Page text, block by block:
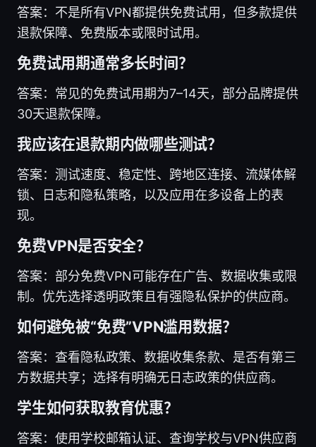
答案：不是所有VPN都提供免费试用，但多款提供
退款保障、免费版本或限时试用。
免费试用期通常多长时间？
答案：常见的免费试用期为7–14天，部分品牌提供
30天退款保障。
我应该在退款期内做哪些测试？
答案：测试速度、稳定性、跨地区连接、流媒体解
锁、日志和隐私策略，以及应用在多设备上的表
现。
免费VPN是否安全？
答案：部分免费VPN可能存在广告、数据收集或限
制。优先选择透明政策且有强隐私保护的供应商。
如何避免被“免费”VPN滥用数据？
答案：查看隐私政策、数据收集条款、是否有第三
方数据共享；选择有明确无日志政策的供应商。
学生如何获取教育优惠？
答案：使用学校邮箱认证、查询学校与VPN供应商